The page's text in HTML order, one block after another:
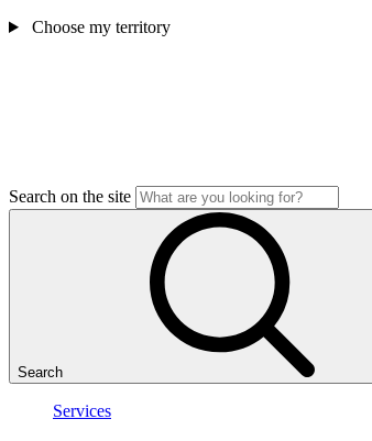
Choose my territory
Search on the site
Search
Services